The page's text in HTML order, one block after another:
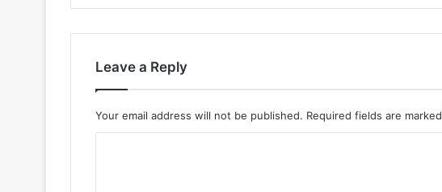
Leave a Reply
Your email address will not be published. Required fields are marked